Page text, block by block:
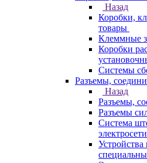
Назад
Коробки,
товары
Клеммные
Коробки
Системы
Разъемы,
Назад
Разъемы,
Разъемы
Система